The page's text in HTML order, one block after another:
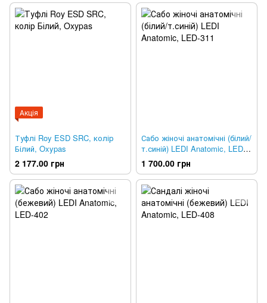
Акція
Туфлі Roy ESD SRC, колір
Білий, Oxypas
2 177.00 грн
Сабо жіночі анатомічні (білий/
т.синій) LEDI Anatomic, LED-
311
1 700.00 грн